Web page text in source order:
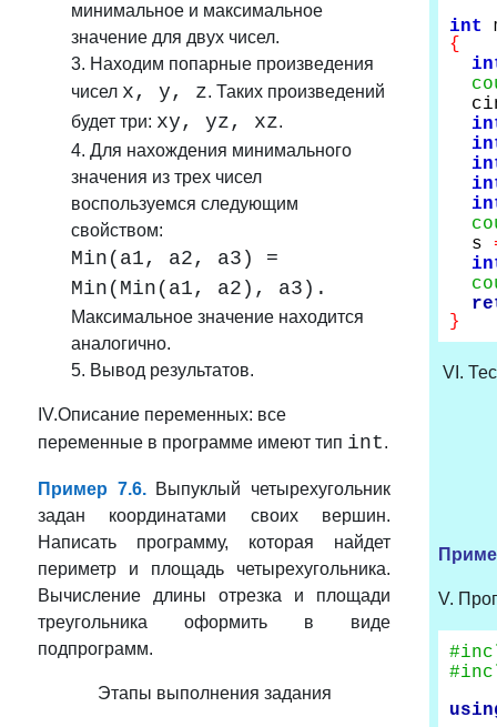
минимальное и максимальное
значение для двух чисел.
3. Находим попарные произведения
чисел x, y, z. Таких произведений
будет три: xy, yz, xz.
4. Для нахождения минимального
значения из трех чисел
воспользуемся следующим
свойством:
Min(a1, a2, a3) =
Min(Min(a1, a2), a3).
Максимальное значение находится
аналогично.
5. Вывод результатов.
IV.Описание переменных: все
переменные в программе имеют тип int.
Пример 7.6.
Выпуклый четырехугольник
задан координатами своих вершин.
Написать программу, которая найдет
периметр и площадь четырехугольника.
Вычисление длины отрезка и площади
треугольника оформить в виде
подпрограмм.
Этапы выполнения задания
int
{
s
}
VI.
V.